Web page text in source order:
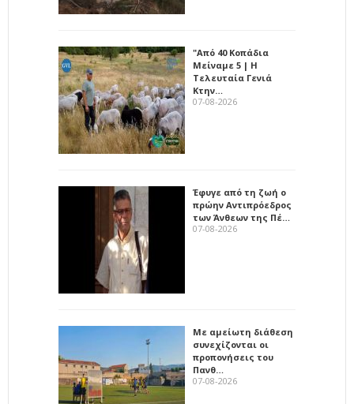
"Από 40 Κοπάδια
Μείναμε 5 | Η
Τελευταία Γενιά
Κτην…
07-08-2026
Έφυγε από τη ζωή ο
πρώην Αντιπρόεδρος
των Άνθεων της Πέ…
07-08-2026
Με αμείωτη διάθεση
συνεχίζονται οι
προπονήσεις του
Πανθ…
07-08-2026